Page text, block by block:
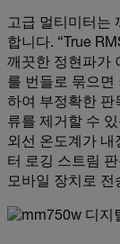
고급 멀티미터는
합니다. “True
깨끗한 정현파가
를 번들로 묶으면
하여 부정확한 판
류를 제거할 수
외선 온도계가 내
터 로깅 스트림
모바일 장치로 전